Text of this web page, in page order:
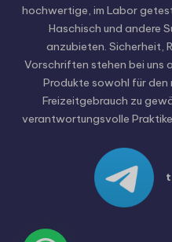
hochwertige, im Labor
Haschisch und andere
anzubieten. Sicherheit,
Vorschriften stehen bei uns
Produkte sowohl für den
Freizeitgebrauch zu
verantwortungsvolle